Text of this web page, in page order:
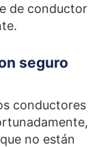
de conductor
seguro
conductores
no están